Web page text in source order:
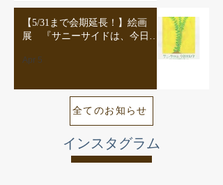
【5/31まで会期延長！】絵画
展 『サニーサイドは、今日も
たち展vol.8』
Apr 5
全てのお知らせ
インスタグラム